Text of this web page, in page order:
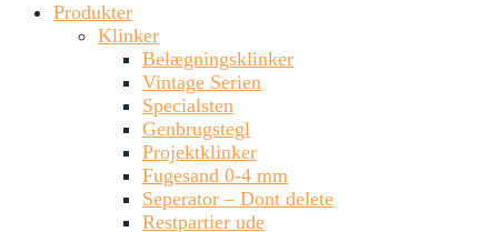
Produkter
Klinker
Belægningsklinker
Vintage Serien
Specialsten
Genbrugstegl
Projektklinker
Fugesand 0-4 mm
Seperator – Dont delete
Restpartier ude